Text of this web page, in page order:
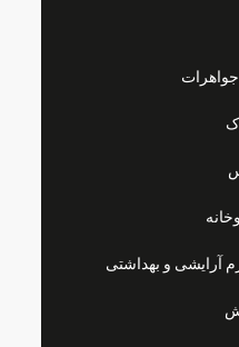
آرایشی و بهداشتی